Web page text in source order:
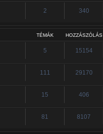
2 340
TÉMÁK HOZZÁSZÓLÁS
5 15154
111 29170
15 406
81 8107